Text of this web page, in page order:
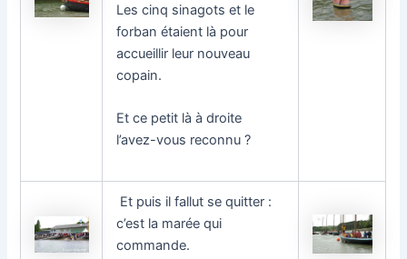
Les cinq sinagots et le
forban étaient là pour
accueillir leur nouveau
copain.
Et ce petit là à droite
l’avez-vous reconnu ?
Et puis il fallut se quitter :
c’est la marée qui
commande.